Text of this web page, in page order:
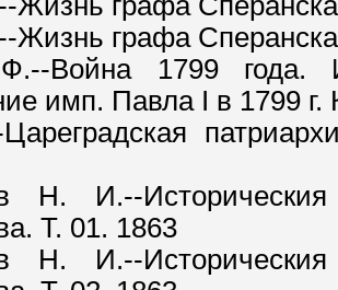
графа
Война 1799 года.
имп. Павла I в 1799
Цареградская
Н. И.--
Т. 01. 1863
Н. И.--